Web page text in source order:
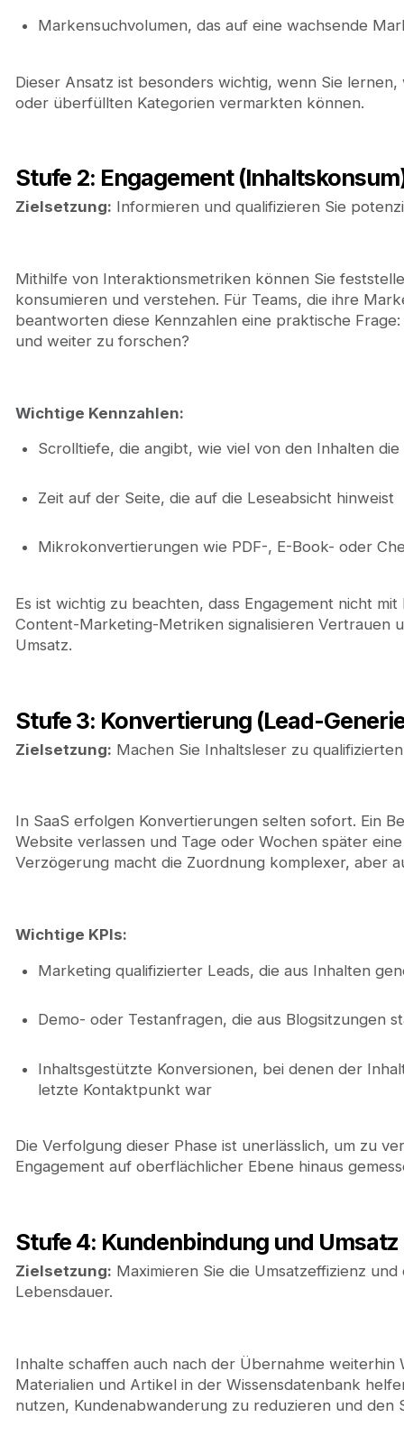
Markensuchvolumen, das auf eine wachsende
Dieser Ansatz ist besonders wichtig, wenn Sie
oder überfüllten Kategorien vermarkten können.
Stufe 2: Engagement
Zielsetzung: Informieren und qualifizieren Sie
Mithilfe von Interaktionsmetriken können Sie
konsumieren und verstehen. Für Teams, die ihre
beantworten diese Kennzahlen eine praktische
und weiter zu forschen?
Wichtige Kennzahlen:
Scrolltiefe, die angibt, wie viel von den Inhalten
Zeit auf der Seite, die auf die Leseabsicht hinweist
Mikrokonvertierungen wie PDF-, E-Book- oder
Es ist wichtig zu beachten, dass Engagement nicht
Content-Marketing-Metriken signalisieren Vertrauen
Umsatz.
Stufe 3: Konvertierung (Lead-
Zielsetzung: Machen Sie Inhaltsleser zu
In SaaS erfolgen Konvertierungen selten sofort. Ein
Website verlassen und Tage oder Wochen später
Verzögerung macht die Zuordnung komplexer, aber
Wichtige KPIs:
Marketing qualifizierter Leads, die aus Inhalten
Demo- oder Testanfragen, die aus Blogsitzungen
Inhaltsgestützte Konversionen, bei denen der
letzte Kontaktpunkt war
Die Verfolgung dieser Phase ist unerlässlich, um zu
Engagement auf oberflächlicher Ebene hinaus
Stufe 4: Kundenbindung und
Zielsetzung: Maximieren Sie die Umsatzeffizienz
Lebensdauer.
Inhalte schaffen auch nach der Übernahme
Materialien und Artikel in der Wissensdatenbank
nutzen, Kundenabwanderung zu reduzieren und